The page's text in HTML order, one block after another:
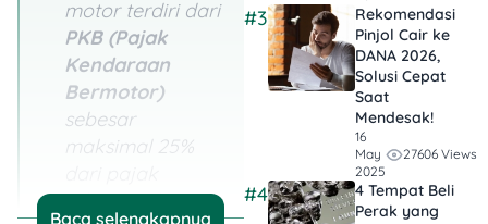
motor terdiri dari
PKB (Pajak
Kendaraan
Bermotor)
sebesar
maksimal 25%
tahunan, dan
Baca selengkapnya
#3
Rekomendasi
Pinjol Cair ke
DANA 2026,
Solusi Cepat
Saat
Mendesak!
16
May
2025
27606 Views
#4
4 Tempat Beli
Perak yang